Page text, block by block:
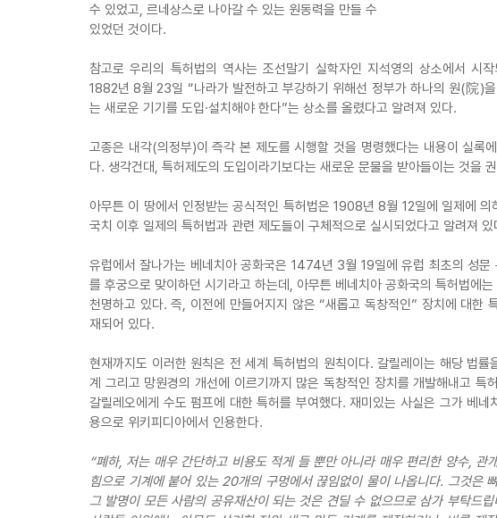
수 있었고, 르네상스로 나아갈 수 있는 원동력을 만들 수
있었던 것이다.
참고로 우리의 특허법의 역사는 조선말기 실학자인 지석영의 상소에서 시
1882년 8월 23일 “나라가 발전하고 부강하기 위해선 정부가 하나의 원(院)
는 새로운 기기를 도입·설치해야 한다”는 상소를 올렸다고 알려져 있다.
고종은 내각(의정부)이 즉각 본 제도를 시행할 것을 명령했다는 내용이 실록
다. 생각건대, 특허제도의 도입이라기보다는 새로운 문물을 받아들이는 것을
아무튼 이 땅에서 인정받는 공식적인 특허법은 1908년 8월 12일에 일제에
국치 이후 일제의 특허법과 관련 제도들이 구체적으로 실시되었다고 알려져 있
유럽에서 잘나가는 베네치아 공화국은 1474년 3월 19일에 유럽 최초의 성문
를 후궁으로 맞이하던 시기라고 하는데, 아무튼 베네치아 공화국의 특허법에
천명하고 있다. 즉, 이전에 만들어지지 않은 “새롭고 독창적인” 장치에 대한
재되어 있다.
현재까지도 이러한 원칙은 전 세계 특허법의 원칙이다. 갈릴레이는 해당 법
계 그리고 망원경의 개선에 이르기까지 많은 독창적인 장치를 개발해내고
갈릴레오에게 수도 펌프에 대한 특허를 부여했다. 재미있는 사실은 그가 베
용으로 위키피디아에서 인용한다.
“폐하, 저는 매우 간단하고 비용도 적게 들 뿐만 아니라 매우 편리한 양수, 관
힘으로 기계에 붙어 있는 20개의 구멍에서 끊임없이 물이 나옵니다. 그것은
그 발명이 모든 사람의 공유재산이 되는 것은 견딜 수 없으므로 삼가 부탁드